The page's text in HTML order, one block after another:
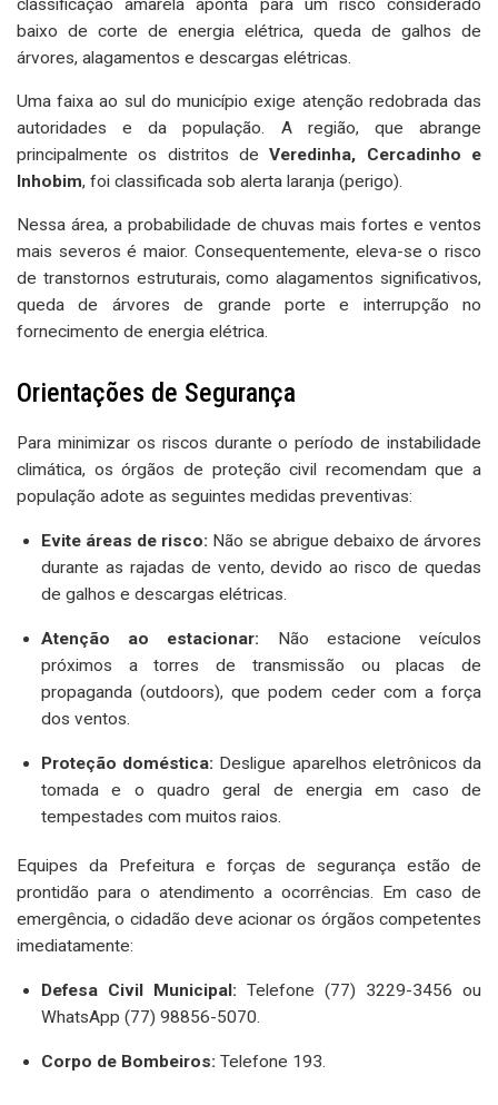
classificação amarela aponta para um risco considerado
baixo de corte de energia elétrica, queda de galhos de
árvores, alagamentos e descargas elétricas.
Uma faixa ao sul do município exige atenção redobrada das
autoridades e da população. A região, que abrange
principalmente os distritos deVeredinha, Cercadinho e
Inhobim, foi classificada sob alerta laranja (perigo).
Nessa área, a probabilidade de chuvas mais fortes e ventos
mais severos é maior. Consequentemente, eleva-se o risco
de transtornos estruturais, como alagamentos significativos,
queda de árvores de grande porte e interrupção no
fornecimento de energia elétrica.
Orientações de Segurança
Para minimizar os riscos durante o período de instabilidade
climática, os órgãos de proteção civil recomendam que a
população adote as seguintes medidas preventivas:
Evite áreas de risco: Não se abrigue debaixo de árvores
durante as rajadas de vento, devido ao risco de quedas
de galhos e descargas elétricas.
Atenção ao estacionar: Não estacione veículos
próximos a torres de transmissão ou placas de
propaganda (outdoors), que podem ceder com a força
dos ventos.
Proteção doméstica: Desligue aparelhos eletrônicos da
tomada e o quadro geral de energia em caso de
tempestades com muitos raios.
Equipes da Prefeitura e forças de segurança estão de
prontidão para o atendimento a ocorrências. Em caso de
emergência, o cidadão deve acionar os órgãos competentes
imediatamente:
Defesa Civil Municipal: Telefone (77) 3229-3456 ou
WhatsApp (77) 98856-5070.
Corpo de Bombeiros: Telefone 193.